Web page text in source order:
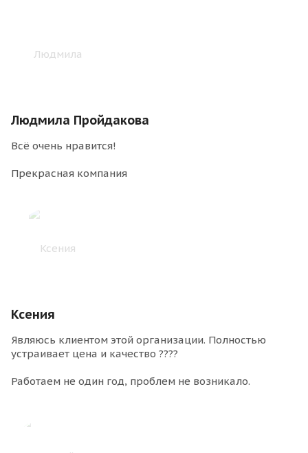
Людмила Пройдакова
Всё очень нравится!
Прекрасная компания
Ксения
Являюсь клиентом этой организации. Полностью
устраивает цена и качество ????
Работаем не один год, проблем не возникало.